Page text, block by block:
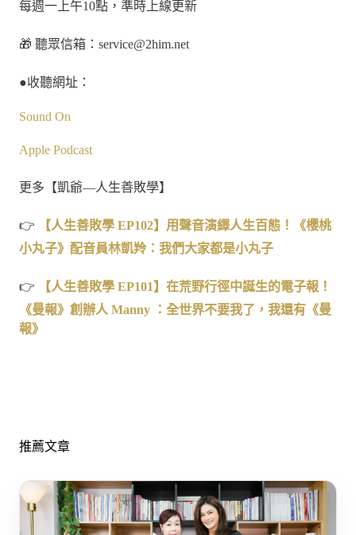
每週一上午10點，準時上線更新
🎁 聽眾信箱： service@2him.net
●收聽網址：
Sound On
Apple Podcast
更多【凱爺—人生善敗學】
👉
【人生善敗學 EP102】用聲音演繹人生百態！《櫻桃
小丸子》配音員林凱羚：我們大家都是小丸子
👉
【人生善敗學 EP101】在荒野行徑中誕生的電子報！
《曼報》創辦人 Manny ：全世界不要我了，我還有《曼
報》
推薦文章